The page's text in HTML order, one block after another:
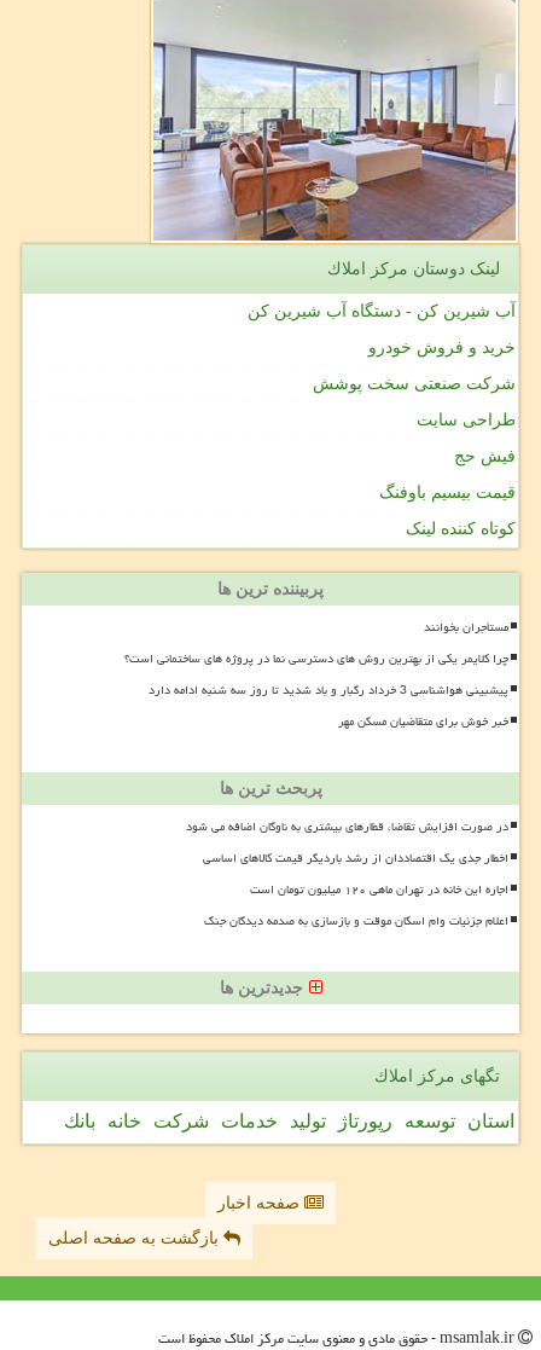
لینک دوستان مركز املاك
آب شیرین کن - دستگاه آب شیرین کن
خرید و فروش خودرو
شرکت صنعتی سخت پوشش
طراحی سایت
فیش حج
قیمت بیسیم باوفنگ
کوتاه کننده لینک
پربیننده ترین ها
مستأجران بخوانند
چرا کلایمر یکی از بهترین روش های دسترسی نما در پروژه های ساختمانی است؟
پیشبینی هواشناسی 3 خرداد رگبار و باد شدید تا روز سه شنبه ادامه دارد
خبر خوش برای متقاضیان مسکن مهر
پربحث ترین ها
در صورت افزایش تقاضا، قطارهای بیشتری به ناوگان اضافه می شود
اخطار جدی یک اقتصاددان از رشد باردیگر قیمت کالاهای اساسی
اجاره این خانه در تهران ماهی ۱۲۰ میلیون تومان است
اعلام جزئیات وام اسکان موقت و بازسازی به صدمه دیدگان جنگ
جدیدترین ها
تگهای مركز املاك
استان توسعه رپورتاژ تولید خدمات شركت خانه بانك
صفحه اخبار
بازگشت به صفحه اصلی